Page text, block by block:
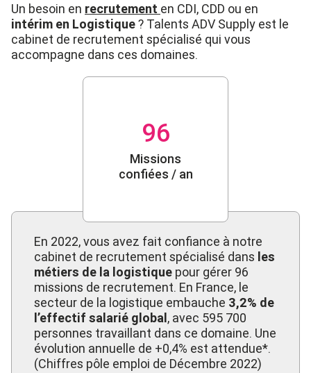
Un besoin en recrutement en CDI, CDD ou en
intérim en Logistique? Talents ADV Supply est le
cabinet de recrutement spécialisé qui vous
accompagne dans ces domaines.
96
Missions
confiées / an
En 2022, vous avez fait confiance à notre
cabinet de recrutement spécialisé dans les
métiers de la logistique pour gérer 96
missions de recrutement. En France, le
secteur de la logistique embauche 3,2% de
l’effectif salarié global, avec 595 700
personnes travaillant dans ce domaine. Une
évolution annuelle de +0,4% est attendue*.
(Chiffres pôle emploi de Décembre 2022)